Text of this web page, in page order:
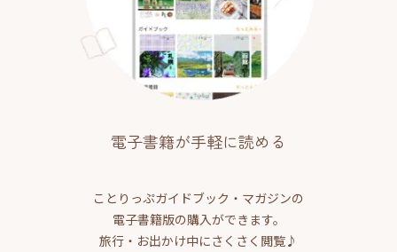
電子書籍が手軽に読める
ことりっぷガイドブック・マガジンの
電子書籍版の購入ができます。
旅行・お出かけ中にさくさく閲覧♪